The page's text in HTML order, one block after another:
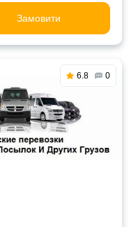
Замовити
6.8 0